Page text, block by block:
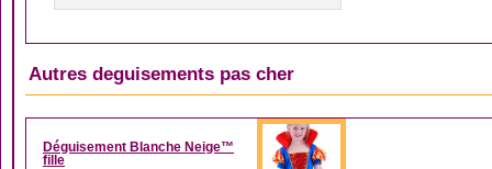
Autres deguisements pas cher
DÉGUISEMENT FILLE
Déguisement Blanche Neige™
fille